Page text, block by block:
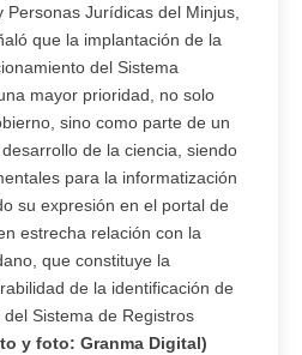
Jurídicas del Minjus,
que la implantación de la
del Sistema
mayor prioridad, no solo
sino como parte de un
de la ciencia, siendo
para la informatización
su expresión en el portal de
estrecha relación con la
que constituye la
de la identificación de
Sistema de Registros
y foto: Granma Digital)